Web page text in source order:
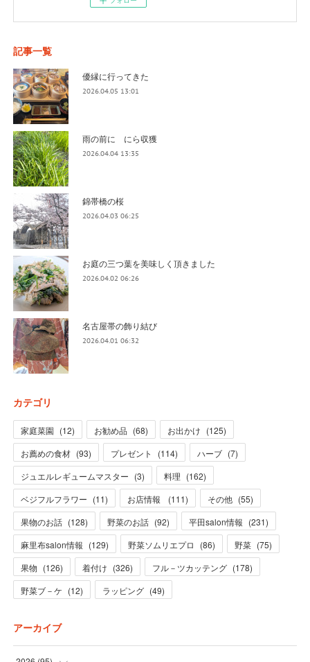
記事一覧
優縁に行ってきた
2026.04.05 13:01
雨の前に にら収獲
2026.04.04 13:35
錦帯橋の桜
2026.04.03 06:25
お庭の三つ葉を美味しく頂きました
2026.04.02 06:26
名古屋帯の飾り結び
2026.04.01 06:32
カテゴリ
家庭菜園 (12) お勧め品 (68) お出かけ (125)
お薦めの食材 (93) プレゼント (114) ハーブ (7)
ジュエルレギュームマスター (3) 料理 (162)
ベジフルフラワー (11) お店情報 (111) その他 (55)
果物のお話 (128) 野菜のお話 (92) 平田salon情報 (231)
麻里布salon情報 (129) 野菜ソムリエプロ (86) 野菜 (75)
果物 (126) 着付け (326) フル－ツカッテング (178)
野菜ブ－ケ (12) ラッピング (49)
アーカイブ